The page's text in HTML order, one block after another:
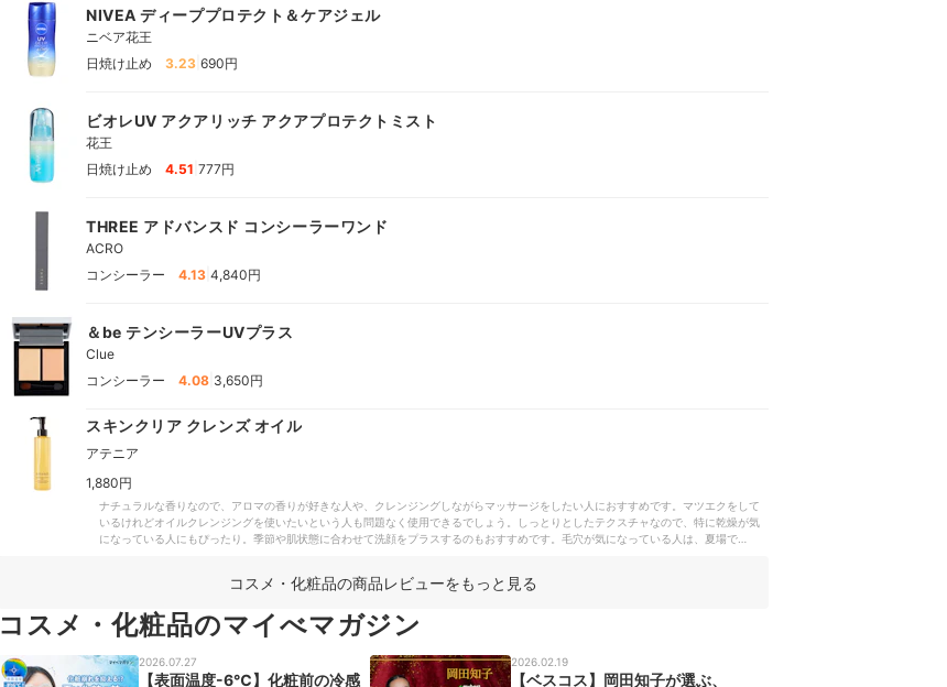
NIVEA ディーププロテクト＆ケアジェル
ニベア花王
日焼け止め
3.23 690円
ビオレUV アクアリッチ アクアプロテクトミスト
花王
日焼け止め
4.51 777円
THREE アドバンスド コンシーラーワンド
ACRO
コンシーラー
4.13 4,840円
＆be テンシーラーUVプラス
Clue
コンシーラー
4.08 3,650円
スキンクリア クレンズ オイル
アテニア
1,880円
ナチュラルな香りなので、アロマの香りが好きな人や、クレンジングしながらマッサージをしたい人におすすめです。マツエクをして
いるけれどオイルクレンジングを使いたいという人も問題なく使用できるでしょう。しっとりとしたテクスチャなので、特に乾燥が気
になっている人にもぴったり。季節や肌状態に合わせて洗顔をプラスするのもおすすめです。毛穴が気になっている人は、夏場でも週
コスメ・化粧品の商品レビューをもっと見る
コスメ・化粧品のマイべマガジン
2026.07.27
【表面温度-6℃】化粧前の冷感
2026.02.19
【ベスコス】岡田知子が選ぶ、